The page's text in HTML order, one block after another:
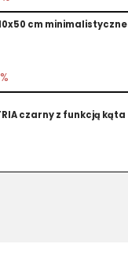
cm minimalistyczne
czarny z funkcją kąta